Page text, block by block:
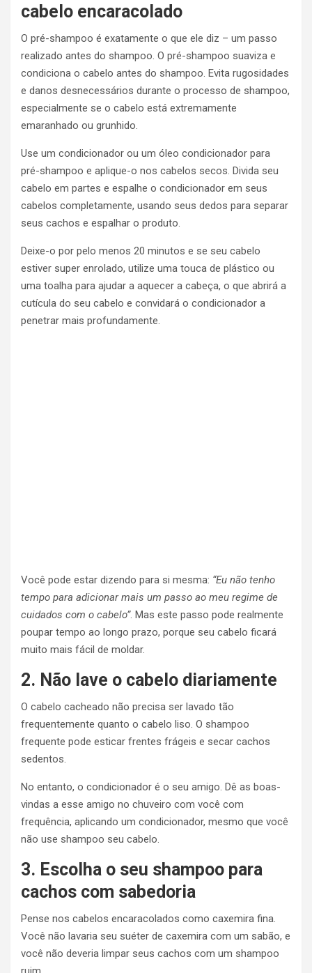
cabelo encaracolado
O pré-shampoo é exatamente o que ele diz – um passo
realizado antes do shampoo. O pré-shampoo suaviza e
condiciona o cabelo antes do shampoo. Evita rugosidades
e danos desnecessários durante o processo de shampoo,
especialmente se o cabelo está extremamente
emaranhado ou grunhido.
Use um condicionador ou um óleo condicionador para
pré-shampoo e aplique-o nos cabelos secos. Divida seu
cabelo em partes e espalhe o condicionador em seus
cabelos completamente, usando seus dedos para separar
seus cachos e espalhar o produto.
Deixe-o por pelo menos 20 minutos e se seu cabelo
estiver super enrolado, utilize uma touca de plástico ou
uma toalha para ajudar a aquecer a cabeça, o que abrirá a
cutícula do seu cabelo e convidará o condicionador a
penetrar mais profundamente.
Você pode estar dizendo para si mesma: “Eu não tenho
tempo para adicionar mais um passo ao meu regime de
cuidados com o cabelo”. Mas este passo pode realmente
poupar tempo ao longo prazo, porque seu cabelo ficará
muito mais fácil de moldar.
2. Não lave o cabelo diariamente
O cabelo cacheado não precisa ser lavado tão
frequentemente quanto o cabelo liso. O shampoo
frequente pode esticar frentes frágeis e secar cachos
sedentos.
No entanto, o condicionador é o seu amigo. Dê as boas-
vindas a esse amigo no chuveiro com você com
frequência, aplicando um condicionador, mesmo que você
não use shampoo seu cabelo.
3. Escolha o seu shampoo para
cachos com sabedoria
Pense nos cabelos encaracolados como caxemira fina.
Você não lavaria seu suéter de caxemira com um sabão, e
você não deveria limpar seus cachos com um shampoo